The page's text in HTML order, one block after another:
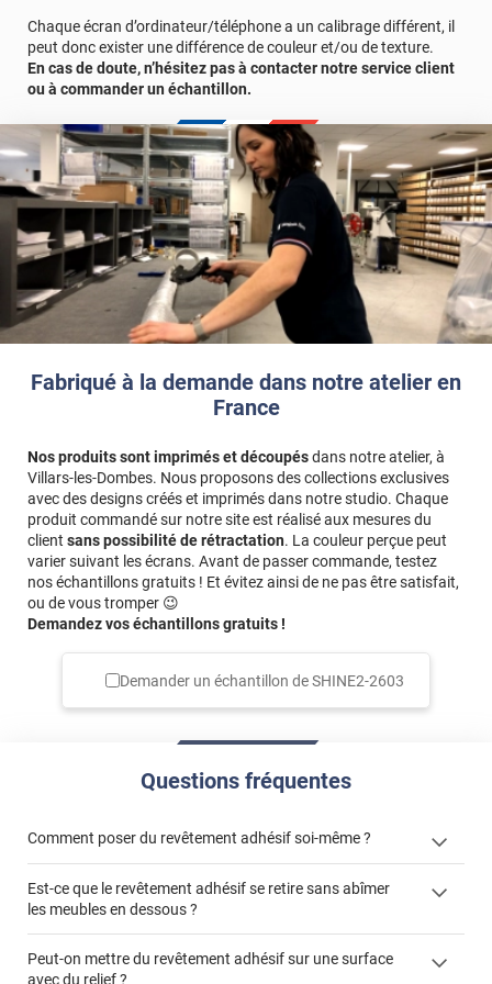
Fabriqué à la demande dans notre atelier en
France
Nos produits sont imprimés et découpésdans notre atelier, à
Villars-les-Dombes. Nous proposons des collections exclusives
avec des designs créés et imprimés dans notre studio. Chaque
produit commandé sur notre site est réalisé aux mesures du
client sans possibilité de rétractation. La couleur perçue peut
varier suivant les écrans. Avant de passer commande, testez
nos échantillons gratuits ! Et évitez ainsi de ne pas être satisfait,
ou de vous tromper 😉
Demandez vos échantillons gratuits !
Demander un échantillon deSHINE2-2603
Questions fréquentes
Comment poser du revêtement adhésif soi-même ?
« Comment poser un revêtement adhésif ? »
Est-ce que le revêtement adhésif se retire sans abîmer
les meubles en dessous ?
Peut-on mettre du revêtement adhésif sur une surface
avec du relief ?
Chaque écran d’ordinateur/téléphone a un calibrage différent, il
peut donc exister une différence de couleur et/ou de texture.
En cas de doute, n’hésitez pas à contacter notre service client
ou à commander un échantillon.